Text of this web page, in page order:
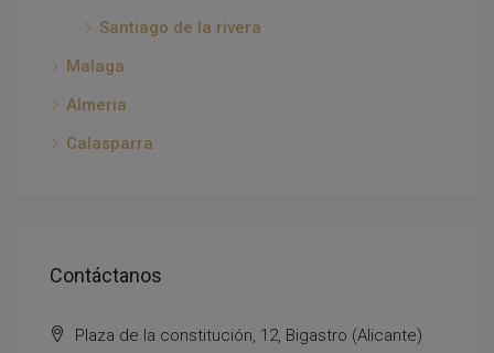
Santiago de la rivera
Malaga
Almeria
Calasparra
Contáctanos
Plaza de la constitución, 12, Bigastro (Alicante)